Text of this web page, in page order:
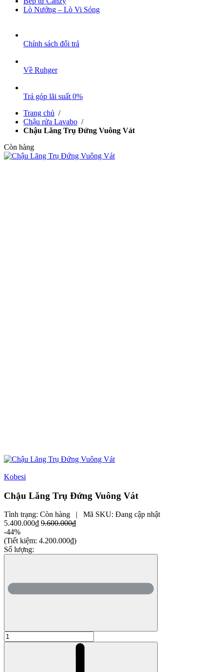
Lò Nướng – Lò Vi Sóng
Chính sách đổi trả
Về Ruhger
Trả góp lãi suất 0%
Trang chủ /
Chậu rửa Lavabo /
Chậu Lăng Trụ Đứng Vuông Vát
Còn hàng
Kobesi
Chậu Lăng Trụ Đứng Vuông Vát
Tình trạng: Còn hàng | Mã SKU: Đang cập nhật
5.400.000₫ 9.600.000₫
-44%
(Tiết kiệm: 4.200.000₫)
Số lượng: